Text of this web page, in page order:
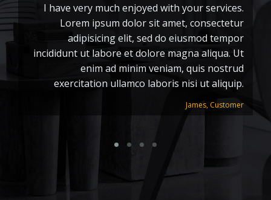
I have very much enjoyed with your services.
Lorem ipsum dolor sit amet, consectetur
adipisicing elit, sed do eiusmod tempor
incididunt ut labore et dolore magna aliqua. Ut
enim ad minim veniam, quis nostrud
exercitation ullamco laboris nisi ut aliquip.
James, Customer